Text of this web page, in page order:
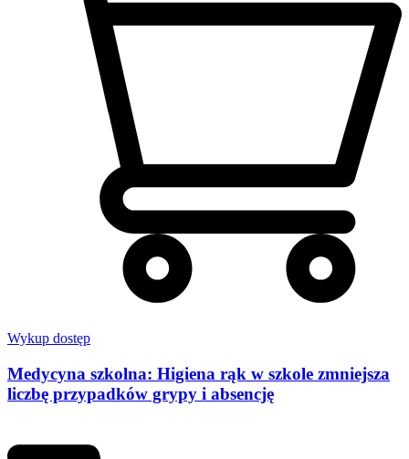
Wykup dostęp
Medycyna szkolna: Higiena rąk w szkole zmniejsza
liczbę przypadków grypy i absencję